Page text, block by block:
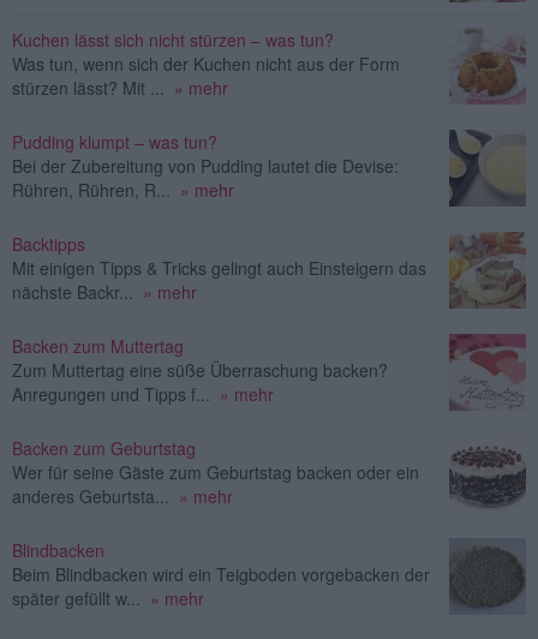
Kuchen lässt sich nicht stürzen – was tun?
Was tun, wenn sich der Kuchen nicht aus der Form
stürzen lässt? Mit ... » mehr
Pudding klumpt – was tun?
Bei der Zubereitung von Pudding lautet die Devise:
Rühren, Rühren, R... » mehr
Backtipps
Mit einigen Tipps & Tricks gelingt auch Einsteigern das
nächste Backr... » mehr
Backen zum Muttertag
Zum Muttertag eine süße Überraschung backen?
Anregungen und Tipps f... » mehr
Backen zum Geburtstag
Wer für seine Gäste zum Geburtstag backen oder ein
anderes Geburtsta... » mehr
Blindbacken
Beim Blindbacken wird ein Teigboden vorgebacken der
später gefüllt w... » mehr